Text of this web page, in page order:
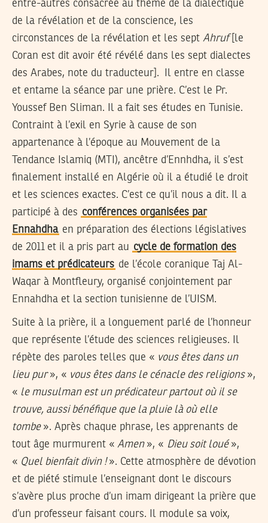
entre-autres consacrée au thème de la dialectique
de la révélation et de la conscience, les
circonstances de la révélation et les sept Ahruf[le
Coran est dit avoir été révélé dans les sept dialectes
des Arabes, note du traducteur]. Il entre en classe
et entame la séance par une prière. C’est le Pr.
Youssef Ben Sliman. Il a fait ses études en Tunisie.
Contraint à l’exil en Syrie à cause de son
appartenance à l’époque au Mouvement de la
Tendance Islamiq (MTI), ancêtre d’Ennhdha, il s’est
finalement installé en Algérie où il a étudié le droit
et les sciences exactes. C’est ce qu’il nous a dit. Il a
participé à des conférences organisées par
Ennahdha en préparation des élections législatives
de 2011 et il a pris part au cycle de formation des
imams et prédicateurs de l’école coranique Taj Al-
Waqar à Montfleury, organisé conjointement par
Ennahdha et la section tunisienne de l’UISM.
Suite à la prière, il a longuement parlé de l’honneur
que représente l’étude des sciences religieuses. Il
répète des paroles telles que « vous êtes dans un
lieu pur», « vous êtes dans le cénacle des religions »,
« le musulman est un prédicateur partout où il se
trouve, aussi bénéfique que la pluie là où elle
tombe». Après chaque phrase, les apprenants de
tout âge murmurent « Amen», « Dieu soit loué»,
« Quel bienfait divin !». Cette atmosphère de dévotion
et de piété stimule l’enseignant dont le discours
s’avère plus proche d’un imam dirigeant la prière que
d’un professeur faisant cours. Il module sa voix,